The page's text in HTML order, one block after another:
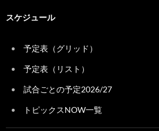
スケジュール
予定表（グリッド）
予定表（リスト）
試合ごとの予定2026/27
トピックスNOW一覧